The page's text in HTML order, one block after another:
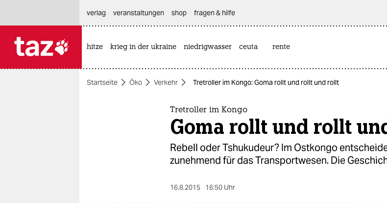
themen
verlag
veranstaltungen shop fragen & hilfe
hitze krieg in der ukraine niedrigwasser ceuta rente
Startseite Öko Verkehr Tretroller im Kongo: Goma rollt und rollt und rollt
Tretroller im Kongo
Goma rollt und rollt
Rebell oder Tshukudeur? Im Ostkongo
zunehmend für das Transportwesen. Die
16.8.2015 16:50 Uhr